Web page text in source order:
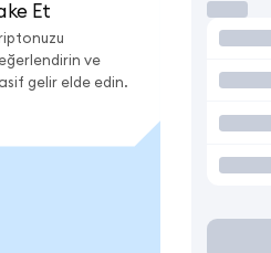
Et
ve
gelir elde edin.